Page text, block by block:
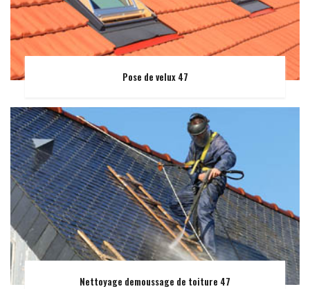
Pose de velux 47
Nettoyage demoussage de toiture 47